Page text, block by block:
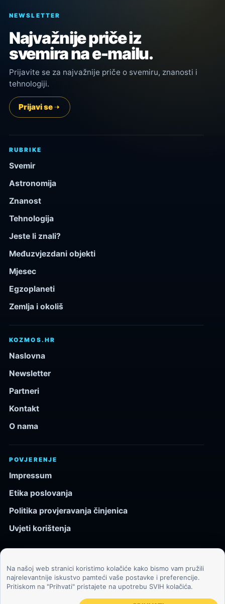
NEWSLETTER
Najvažnije priče iz
svemira na e-mailu.
Prijavite se za najvažnije priče o svemiru, znanosti i
tehnologiji.
Prijavi se
RUBRIKE
Svemir
Astronomija
Znanost
Tehnologija
Jeste li znali?
Međuzvjezdani objekti
Mjesec
Egzoplaneti
Zemlja i okoliš
KOZMOS.HR
Naslovna
Newsletter
Partneri
Kontakt
O nama
POVJERENJE
Impressum
Etika poslovanja
Politika provjeravanja činjenica
Uvjeti korištenja
© 2026 Kozmos.hr. Sva prava pridržana.
Svemir, znanost, tehnologija i velike ideje za znatiželjne
čitatelje.
Na našoj web stranici koristimo kolačiće kako bismo vam pružili
najrelevantnije iskustvo pamteći vaše postavke i preferencije.
Pritiskom na "Prihvati" pristajete na upotrebu SVIH kolačića.